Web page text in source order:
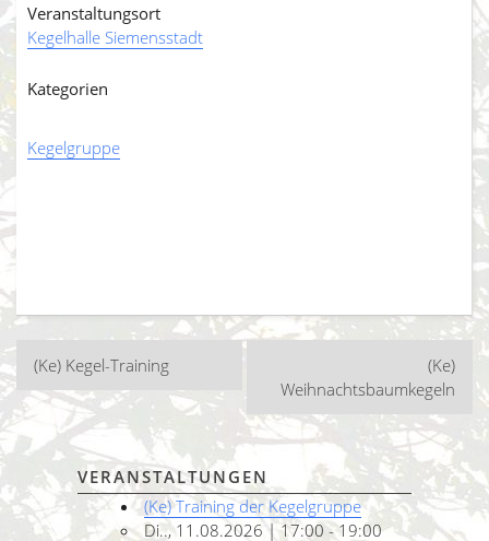
Veranstaltungsort
Kegelhalle Siemensstadt
Kategorien
Kegelgruppe
Beitragsnavigation
(Ke) Kegel-Training
(Ke)
Weihnachtsbaumkegeln
VERANSTALTUNGEN
(Ke) Training der Kegelgruppe
Di.., 11.08.2026 | 17:00 - 19:00